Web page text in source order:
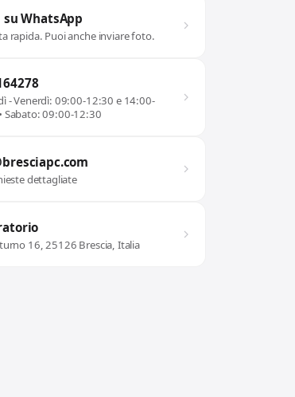
su WhatsApp
rapida. Puoi anche inviare foto.
- Venerdì: 09:00-12:30 e 14:00-
Sabato: 09:00-12:30
dettagliate
16, 25126 Brescia, Italia